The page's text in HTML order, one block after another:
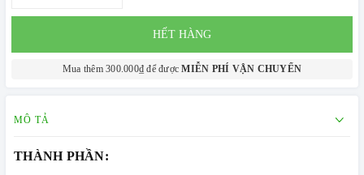
HẾT HÀNG
Mua thêm 300.000₫ để đượcMIỄN PHÍ VẬN CHUYỂN
MÔ TẢ
THÀNH PHẦN: